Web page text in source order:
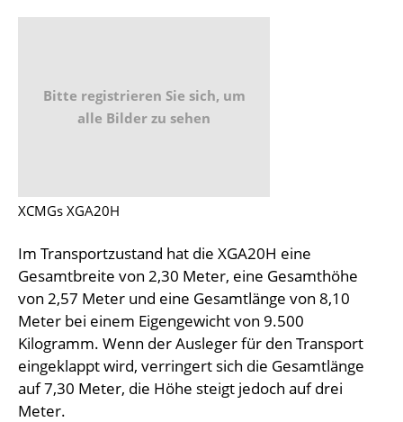
Bitte registrieren Sie sich, um
alle Bilder zu sehen
XCMGs XGA20H
Im Transportzustand hat die XGA20H eine
Gesamtbreite von 2,30 Meter, eine Gesamthöhe
von 2,57 Meter und eine Gesamtlänge von 8,10
Meter bei einem Eigengewicht von 9.500
Kilogramm. Wenn der Ausleger für den Transport
eingeklappt wird, verringert sich die Gesamtlänge
auf 7,30 Meter, die Höhe steigt jedoch auf drei
Meter.